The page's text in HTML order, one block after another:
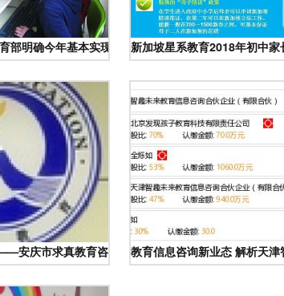
示 3158创业信息网
部明确今年基本实现全国中小学互联网全覆盖
新加坡星系教育2018年初中
安庆市求真教育咨询有限责任公司的教育信息服务之
教育信息咨询新业态 解析天